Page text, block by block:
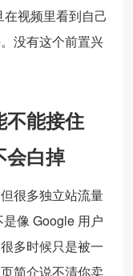
视频里看到自己
没有这个前置兴
不能接住
会白掉
很多独立站流量
像 Google 用户
多时候只是被一
简介说不清你卖